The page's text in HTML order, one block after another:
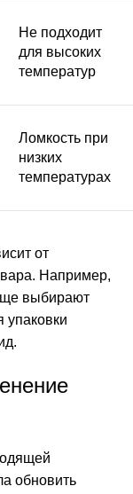
Не подходит
для высоких
температур
Ломкость при
низких
температурах
от
Например,
выбирают
упаковки
обновить